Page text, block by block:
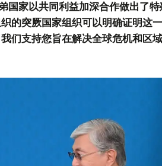
家以共同利益加深合作做出了特
的突厥国家组织可以明确证明这
们支持您旨在解决全球危机和区